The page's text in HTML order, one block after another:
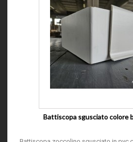
Battiscopa sgusciato colore